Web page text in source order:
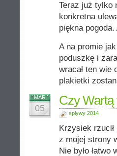
Teraz już tylko
konkretna
piękna
A na promie
poduszkę i
wracał ten
plakietki
MAR
05
Czy
spływy 2014
Krzysiek
z mojej strony
Nie było